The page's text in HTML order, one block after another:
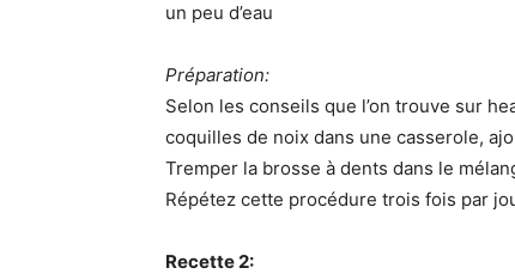
un peu d’eau
Préparation:
Selon les conseils que l’on trouve sur
coquilles de noix dans une casserole,
Tremper la brosse à dents dans le
Répétez cette procédure trois fois par
Recette 2: